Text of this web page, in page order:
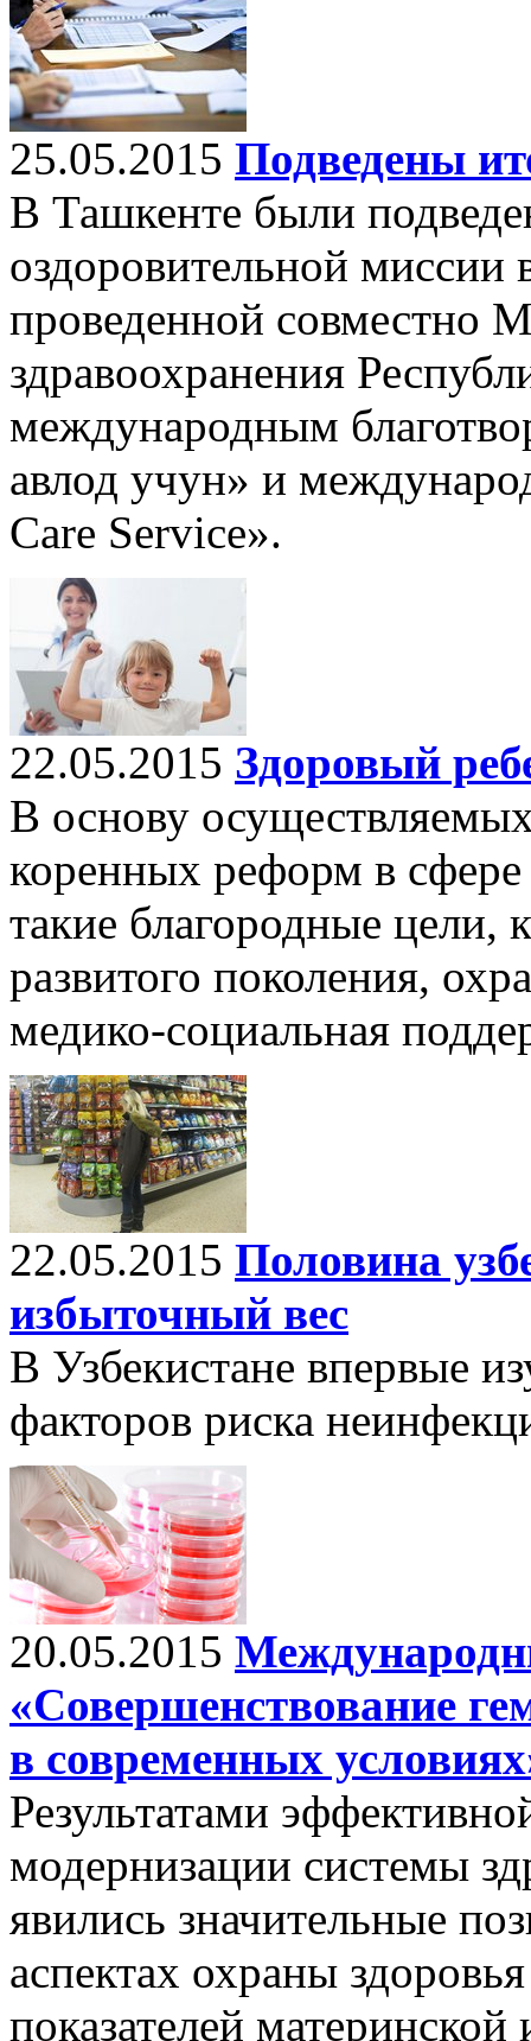
25.05.2015 Подведены
В Ташкенте были
оздоровительной миссии
проведенной совместно
здравоохранения
международным
авлод учун» и
Care Serviсe».
22.05.2015 Здоровый
В основу
коренных реформ в
такие благородные цели,
развитого поколения,
медико-социальная
22.05.2015 Половина
избыточный вес
В Узбекистане впервые
факторов риска
20.05.2015
«Совершенствование
в современных
Результатами
модернизации системы
явились значительные
аспектах охраны
показателей